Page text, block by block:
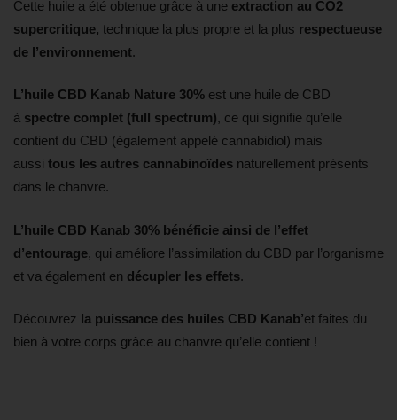
Cette huile a été obtenue grâce à une extraction au CO2
supercritique, technique la plus propre et la plus respectueuse
de l’environnement.
L’huile CBD Kanab Nature 30% est une huile de CBD
à spectre complet (full spectrum), ce qui signifie qu’elle
contient du CBD (également appelé cannabidiol) mais
aussi tous les autres cannabinoïdes naturellement présents
dans le chanvre.
L’huile CBD Kanab 30% bénéficie ainsi de l’effet
d’entourage, qui améliore l’assimilation du CBD par l’organisme
et va également en décupler les effets.
Découvrez la puissance des huiles CBD Kanab’et faites du
bien à votre corps grâce au chanvre qu’elle contient !